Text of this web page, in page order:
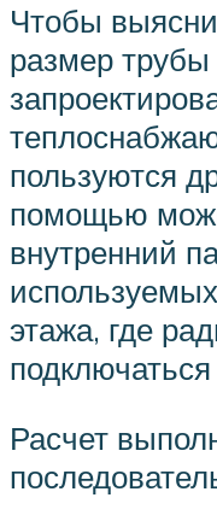
Чтобы
размер
пользуются
помощью
внутренний
этажа, где
Расчет